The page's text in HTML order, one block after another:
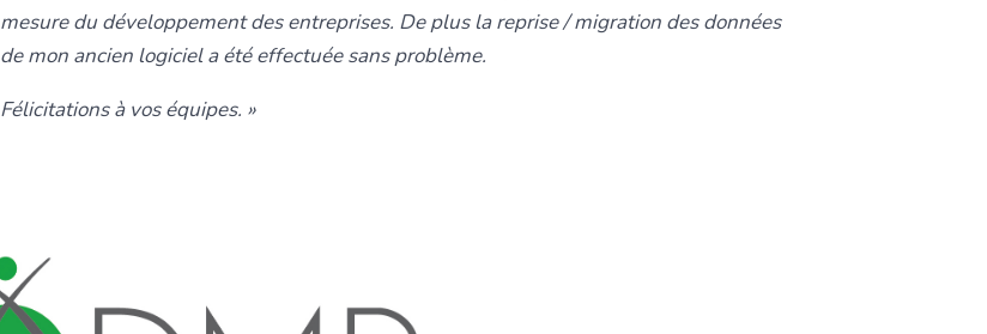
mesure du développement des entreprises. De plus la reprise / migration des données
de mon ancien logiciel a été effectuée sans problème.
Félicitations à vos équipes. »